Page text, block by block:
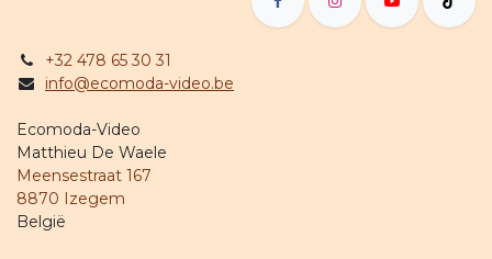
+32 478 65 30 31
info@ecomoda-video.be
Ecomoda-Video
Matthieu De Waele
Meensestraat 167
8870 Izegem
België